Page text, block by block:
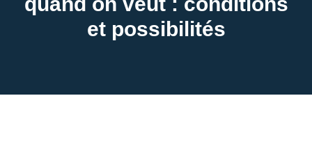
et possibilités